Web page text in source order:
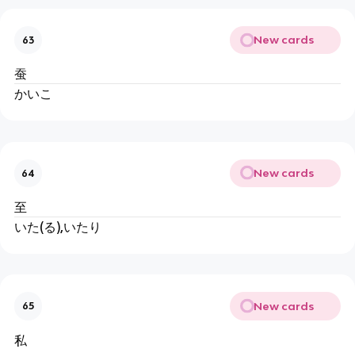
63 New cards
蚕
かいこ
64 New cards
至
いた(る),いたり
65 New cards
私